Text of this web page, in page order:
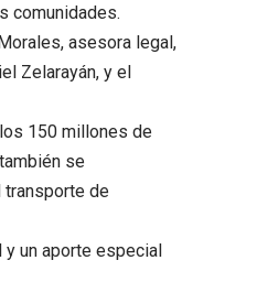
comunidades.
asesora legal,
Zelarayán, y el
150 millones de
se
transporte de
un aporte especial